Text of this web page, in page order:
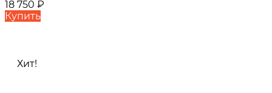
18 750 ₽
Купить
Хит!